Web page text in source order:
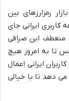
رمزارزهای بین
کاربری ایرانی جای
منعطف این صرافی
تا به امروز هیچ
ایرانی اعمال
دهد تا با خیالی